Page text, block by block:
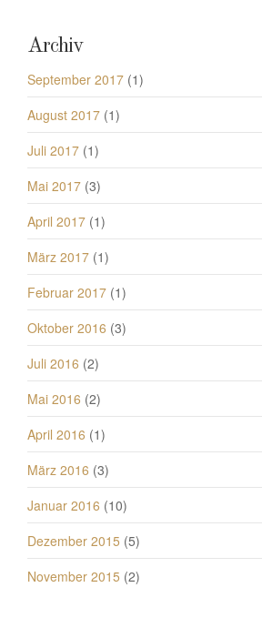
Archiv
September 2017 (1)
August 2017 (1)
Juli 2017 (1)
Mai 2017 (3)
April 2017 (1)
März 2017 (1)
Februar 2017 (1)
Oktober 2016 (3)
Juli 2016 (2)
Mai 2016 (2)
April 2016 (1)
März 2016 (3)
Januar 2016 (10)
Dezember 2015 (5)
November 2015 (2)